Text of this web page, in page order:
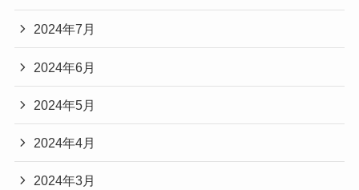
2024年7月
2024年6月
2024年5月
2024年4月
2024年3月